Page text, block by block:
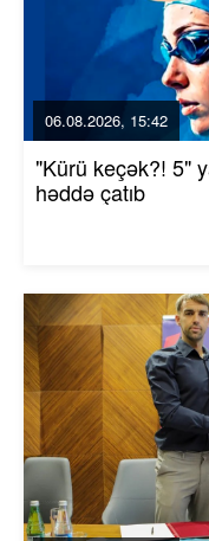
06.08.2026, 15:42
"Kürü keçək?! 5"
həddə çatıb